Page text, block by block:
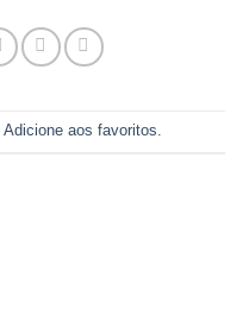
Adicione aos favoritos.